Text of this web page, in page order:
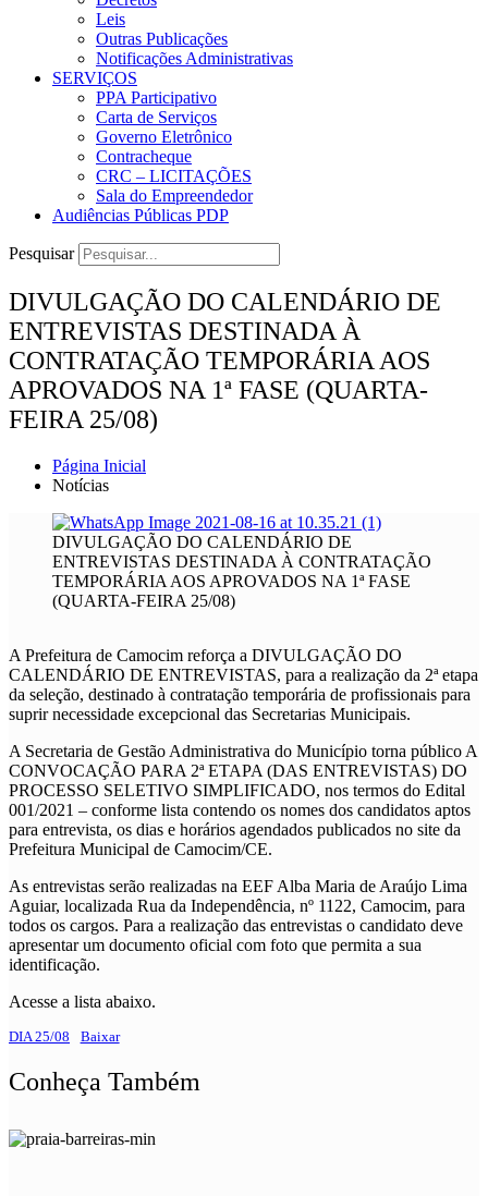
Leis
Outras Publicações
Notificações Administrativas
SERVIÇOS
PPA Participativo
Carta de Serviços
Governo Eletrônico
Contracheque
CRC – LICITAÇÕES
Sala do Empreendedor
Audiências Públicas PDP
Pesquisar
DIVULGAÇÃO DO CALENDÁRIO DE
ENTREVISTAS DESTINADA À
CONTRATAÇÃO TEMPORÁRIA AOS
APROVADOS NA 1ª FASE (QUARTA-
FEIRA 25/08)
Página Inicial
Notícias
DIVULGAÇÃO DO CALENDÁRIO DE
ENTREVISTAS DESTINADA À CONTRATAÇÃO
TEMPORÁRIA AOS APROVADOS NA 1ª FASE
(QUARTA-FEIRA 25/08)
A Prefeitura de Camocim reforça a DIVULGAÇÃO DO
CALENDÁRIO DE ENTREVISTAS, para a realização da 2ª etapa
da seleção, destinado à contratação temporária de profissionais para
suprir necessidade excepcional das Secretarias Municipais.
A Secretaria de Gestão Administrativa do Município torna público A
CONVOCAÇÃO PARA 2ª ETAPA (DAS ENTREVISTAS) DO
PROCESSO SELETIVO SIMPLIFICADO, nos termos do Edital
001/2021 – conforme lista contendo os nomes dos candidatos aptos
para entrevista, os dias e horários agendados publicados no site da
Prefeitura Municipal de Camocim/CE.
As entrevistas serão realizadas na EEF Alba Maria de Araújo Lima
Aguiar, localizada Rua da Independência, nº 1122, Camocim, para
todos os cargos. Para a realização das entrevistas o candidato deve
apresentar um documento oficial com foto que permita a sua
identificação.
Acesse a lista abaixo.
DIA 25/08 Baixar
Conheça Também